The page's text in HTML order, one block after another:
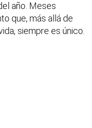
año. Meses
que, más allá de
siempre es único.